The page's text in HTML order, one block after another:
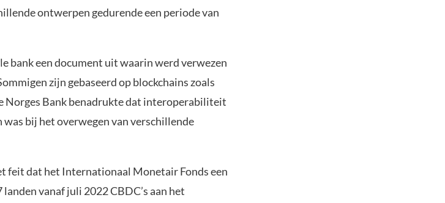
ontwerpen gedurende een periode van
bank een document uit waarin werd verwezen
zijn gebaseerd op blockchains zoals
Norges Bank benadrukte dat interoperabiliteit
bij het overwegen van verschillende
feit dat het Internationaal Monetair Fonds een
vanaf juli 2022 CBDC’s aan het